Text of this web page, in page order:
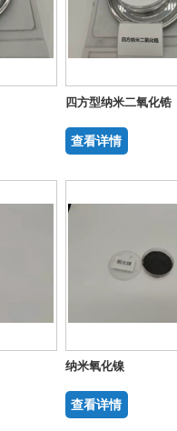
四方型纳米二氧化锆
查看详情
纳米氧化镍
查看详情